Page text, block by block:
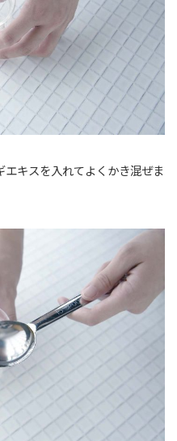
キスを入れてよくかき混ぜま